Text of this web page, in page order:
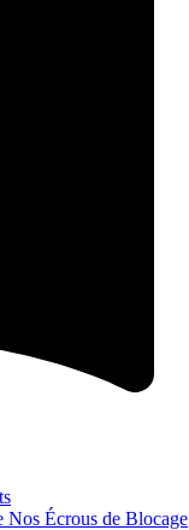
Nos Écrous de Blocage